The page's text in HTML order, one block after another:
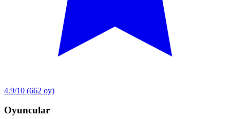
4.9/10 (662 oy)
Oyuncular